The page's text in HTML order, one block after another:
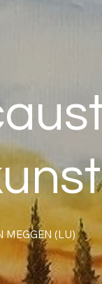
MEGGEN (LU)